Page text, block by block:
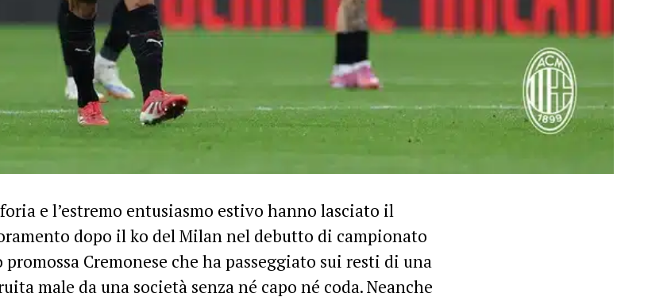
e l’estremo entusiasmo estivo hanno lasciato il
dopo il ko del Milan nel debutto di campionato
Cremonese che ha passeggiato sui resti di una
male da una società senza né capo né coda. Neanche